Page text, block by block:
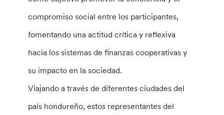
compromiso social entre los participantes,
fomentando una actitud crítica y reflexiva
hacia los sistemas de finanzas cooperativas y
su impacto en la sociedad.
Viajando a través de diferentes ciudades del
país hondureño, estos representantes del